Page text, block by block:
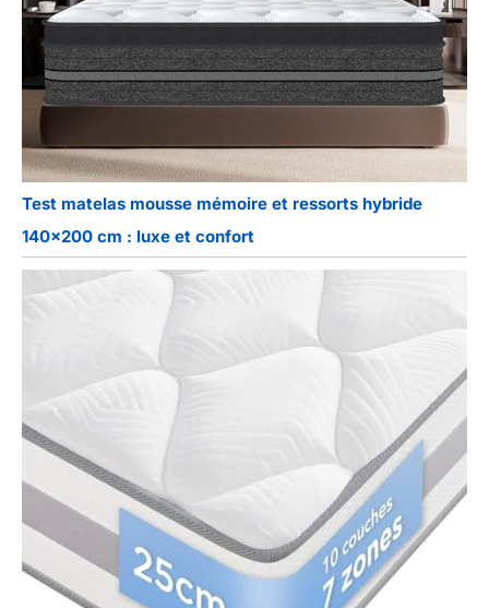
Test matelas mousse mémoire et ressorts hybride
140×200 cm : luxe et confort